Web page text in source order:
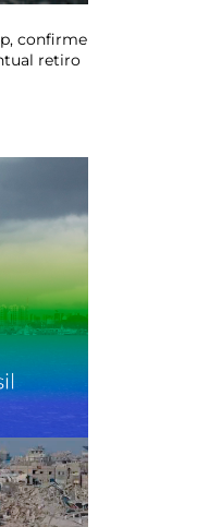
confirme
retiro